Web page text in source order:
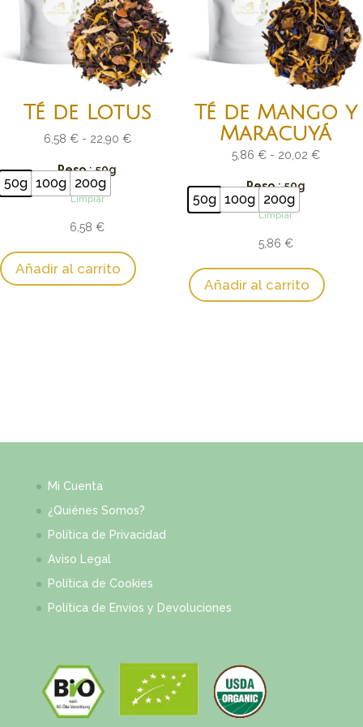
Té de Lotus
6,58 € - 22,90 €Rango
22,90 €
Peso : 50g
50g 100g 200g
Limpiar
6,58€
Añadir al carrito
Té de Mango y
Maracuyá
5,86 € - 20,02 €Rango
20,02 €
Peso : 50g
50g 100g 200g
Limpiar
5,86 €
Añadir al carrito
Mi Cuenta
¿Quiénes Somos?
Política de Privacidad
Aviso Legal
Política de Cookies
Política de Envíos y Devoluciones